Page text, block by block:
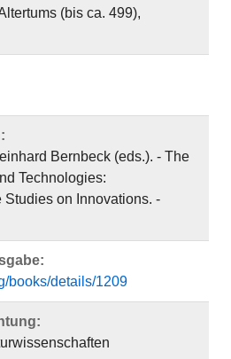
(bis ca. 499),
Bernbeck (eds.). - The
Technologies:
on Innovations. -
books/details/1209